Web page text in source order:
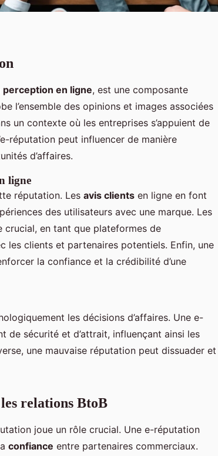
perception en ligne, est une composante
l’ensemble des opinions et images associées
un contexte où les entreprises s’appuient de
réputation peut influencer de manière
d’affaires.
ligne
réputation. Les avis clients en ligne en font
des utilisateurs avec une marque. Les
crucial, en tant que plateformes de
les clients et partenaires potentiels. Enfin, une
la confiance et la crédibilité d’une
les décisions d’affaires. Une e-
de sécurité et d’attrait, influençant ainsi les
une mauvaise réputation peut dissuader et
relations BtoB
joue un rôle crucial. Une e-réputation
confiance entre partenaires commerciaux.